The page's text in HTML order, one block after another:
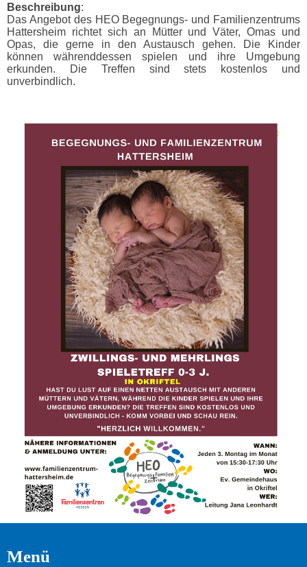
Beschreibung:
Das Angebot des HEO Begegnungs- und Familienzentrums
Hattersheim richtet sich an Mütter und Väter, Omas und
Opas, die gerne in den Austausch gehen. Die Kinder
können währenddessen spielen und ihre Umgebung
erkunden. Die Treffen sind stets kostenlos und
unverbindlich.
Menü